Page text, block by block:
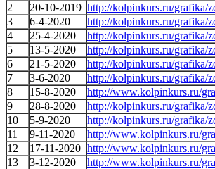
2
20-10-2019 http://kolpinkurs.ru/grafika/
3
6-4-2020 http://kolpinkurs.ru/grafika/
4
25-4-2020 http://kolpinkurs.ru/grafika/
5
13-5-2020 http://kolpinkurs.ru/grafika/
6
21-5-2020 http://kolpinkurs.ru/grafika/
7
3-6-2020 http://kolpinkurs.ru/grafika/
8
15-8-2020 http://www.kolpinkurs.ru/
9
28-8-2020 http://kolpinkurs.ru/grafika/
10
5-9-2020 http://kolpinkurs.ru/grafika/
11
9-11-2020 http://www.kolpinkurs.ru/
12
17-11-2020 http://www.kolpinkurs.ru/
13
3-12-2020 http://www.kolpinkurs.ru/